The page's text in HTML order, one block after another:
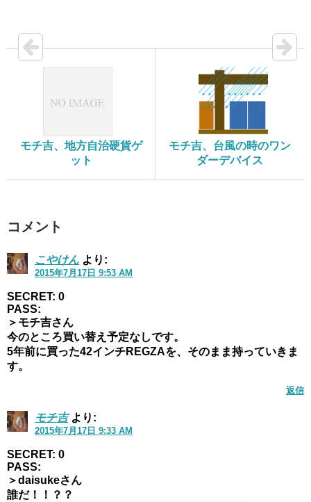
モチ吉、地方自治硬貨ゲ
ット
モチ吉、台風の時のワン
ダーデバイス
コメント
こやけん より:
2015年7月17日 9:53 AM
SECRET: 0
PASS:
＞モチ吉さん
今のところ買い替え予定なしです。
5年前に買った42インチREGZAを、そのまま持っていきま
す。
返信
モチ吉 より:
2015年7月17日 9:33 AM
SECRET: 0
PASS:
＞daisukeさん
誰だ！！？？